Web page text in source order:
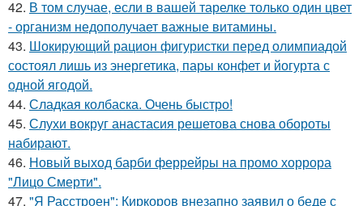
42. В том случае, если в вашей тарелке только один цвет
- организм недополучает важные витамины.
43. Шокирующий рацион фигуристки перед олимпиадой
состоял лишь из энергетика, пары конфет и йогурта с
одной ягодой.
44. Сладкая колбаска. Очень быстро!
45. Слухи вокруг анастасия решетова снова обороты
набирают.
46. Новый выход барби феррейры на промо хоррора
"Лицо Смерти".
47. "Я Расстроен": Киркоров внезапно заявил о беде с